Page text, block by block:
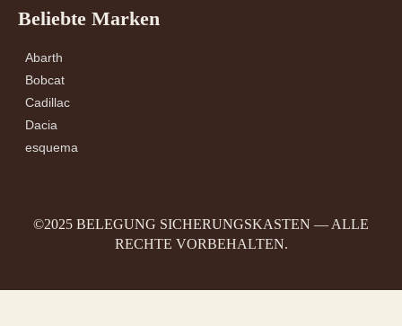
Beliebte Marken
Abarth
Bobcat
Cadillac
Dacia
esquema
©2025 BELEGUNG SICHERUNGSKASTEN — ALLE
RECHTE VORBEHALTEN.